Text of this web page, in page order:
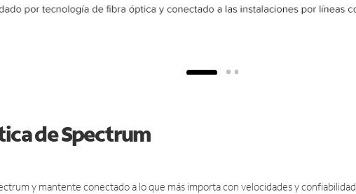
de Spectrum
y mantente conectado a lo que más importa con velocidades y confiabilidad